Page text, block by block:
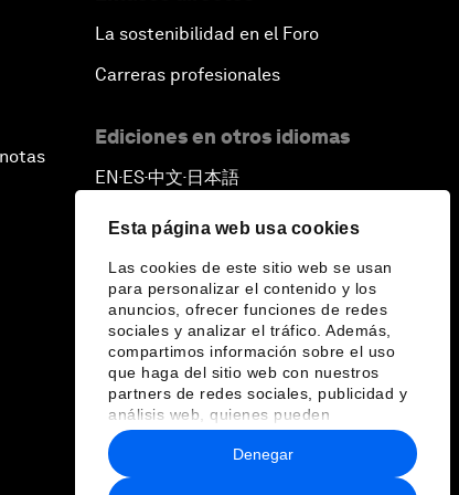
Esta página web usa cookies
Las cookies de este sitio web se usan
para personalizar el contenido y los
anuncios, ofrecer funciones de redes
sociales y analizar el tráfico. Además,
compartimos información sobre el uso
que haga del sitio web con nuestros
partners de redes sociales, publicidad y
análisis web, quienes pueden
combinarla con otra información que les
haya proporcionado o que hayan
recopilado a partir del uso que haya
Denegar
La sostenibilidad en el Foro
Carreras profesionales
Ediciones en otros idiomas
EN ▪ ES▪中文▪ 日本語